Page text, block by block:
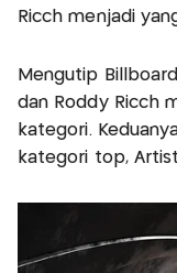
Ricch menjadi
Mengutip
dan Roddy Ricch
kategori.
kategori top,